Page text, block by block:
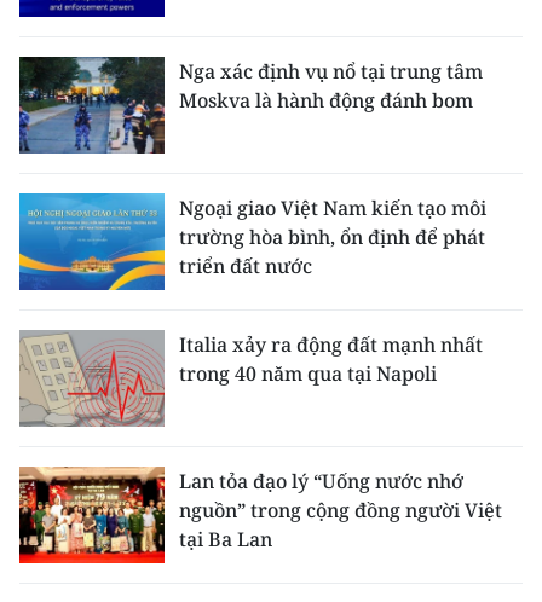
한국어
Nga xác định vụ nổ tại trung tâm
Moskva là hành động đánh bom
Ngoại giao Việt Nam kiến tạo môi
trường hòa bình, ổn định để phát
triển đất nước
Italia xảy ra động đất mạnh nhất
trong 40 năm qua tại Napoli
Lan tỏa đạo lý “Uống nước nhớ
nguồn” trong cộng đồng người Việt
tại Ba Lan